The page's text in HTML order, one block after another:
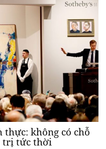
không có chỗ
trị tức thời